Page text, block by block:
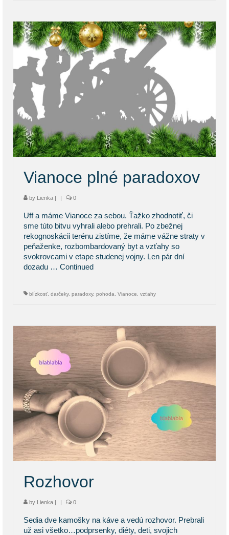
Vianoce plné paradoxov
by Lienka | | 0
Uff a máme Vianoce za sebou. Ťažko zhodnotiť, či
sme túto bitvu vyhrali alebo prehrali. Po zbežnej
rekognoskácii terénu zistíme, že máme vážne straty v
peňaženke, rozbombardovaný byt a vzťahy so
svokrovcami v etape studenej vojny. Len pár dní
dozadu … Continued
blízkosť darčeky, paradoxy, pohoda Vianoce vzťahy
Rozhovor
by Lienka | | 0
Sedia dve kamošky na káve a vedú rozhovor. Prebrali
už asi všetko…podprsenky, diéty, deti, svojich